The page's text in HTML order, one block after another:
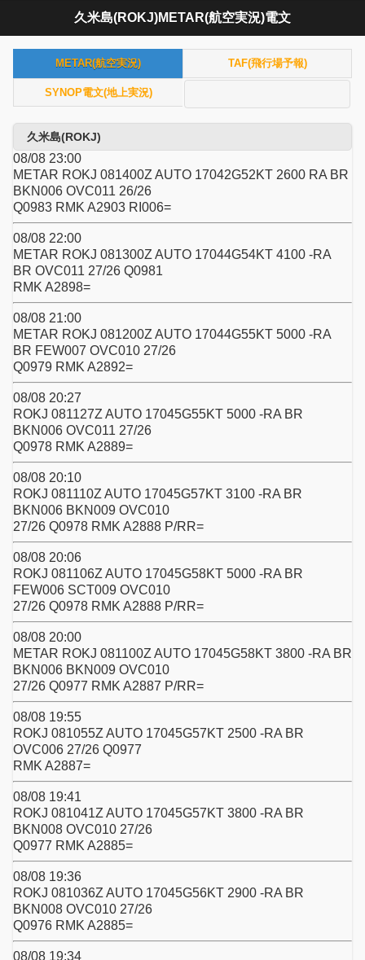
久米島(ROKJ)METAR(航空実況)電文
METAR(航空実況) TAF(飛行場予報)
SYNOP電文(地上実況)
久米島(ROKJ)
08/08 23:00
METAR ROKJ 081400Z AUTO 17042G52KT 2600 RA BR
BKN006 OVC011 26/26
Q0983 RMK A2903 RI006=
08/08 22:00
METAR ROKJ 081300Z AUTO 17044G54KT 4100 -RA
BR OVC011 27/26 Q0981
RMK A2898=
08/08 21:00
METAR ROKJ 081200Z AUTO 17044G55KT 5000 -RA
BR FEW007 OVC010 27/26
Q0979 RMK A2892=
08/08 20:27
ROKJ 081127Z AUTO 17045G55KT 5000 -RA BR
BKN006 OVC011 27/26
Q0978 RMK A2889=
08/08 20:10
ROKJ 081110Z AUTO 17045G57KT 3100 -RA BR
BKN006 BKN009 OVC010
27/26 Q0978 RMK A2888 P/RR=
08/08 20:06
ROKJ 081106Z AUTO 17045G58KT 5000 -RA BR
FEW006 SCT009 OVC010
27/26 Q0978 RMK A2888 P/RR=
08/08 20:00
METAR ROKJ 081100Z AUTO 17045G58KT 3800 -RA BR
BKN006 BKN009 OVC010
27/26 Q0977 RMK A2887 P/RR=
08/08 19:55
ROKJ 081055Z AUTO 17045G57KT 2500 -RA BR
OVC006 27/26 Q0977
RMK A2887=
08/08 19:41
ROKJ 081041Z AUTO 17045G57KT 3800 -RA BR
BKN008 OVC010 27/26
Q0977 RMK A2885=
08/08 19:36
ROKJ 081036Z AUTO 17045G56KT 2900 -RA BR
BKN008 OVC010 27/26
Q0976 RMK A2885=
08/08 19:34